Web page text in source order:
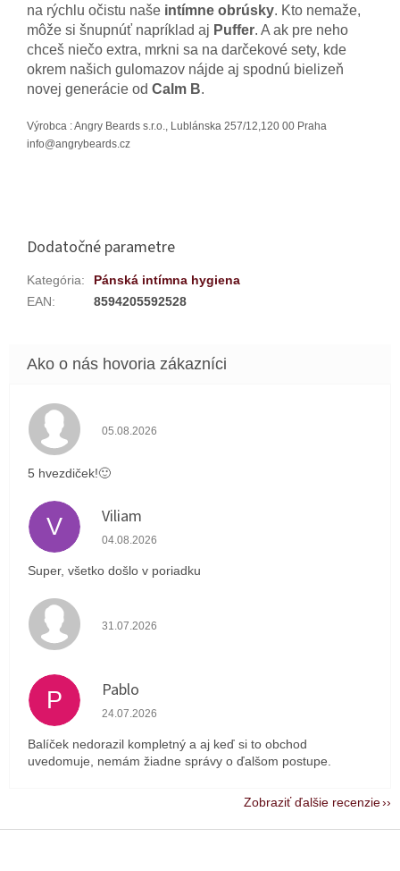
na rýchlu očistu naše intímne obrúsky. Kto nemaže,
môže si šnupnúť napríklad aj Puffer. A ak pre neho
chceš niečo extra, mrkni sa na darčekové sety, kde
okrem našich gulomazov nájde aj spodnú bielizeň
novej generácie od Calm B.
Výrobca : Angry Beards s.r.o., Lublánska 257/12,120 00 Praha
info@angrybeards.cz
Dodatočné parametre
Kategória:
Pánská intímna hygiena
EAN: 8594205592528
Hodnotenie obchodu je 5 z 5 hviezdičiek.
05.08.2026
5 hvezdiček!🙂
V Viliam
Hodnotenie obchodu je 5 z 5 hviezdičiek.
04.08.2026
Super, všetko došlo v poriadku
Hodnotenie obchodu je 4 z 5 hviezdičiek.
31.07.2026
P Pablo
Hodnotenie obchodu je 1 z 5 hviezdičiek.
24.07.2026
Balíček nedorazil kompletný a aj keď si to obchod
uvedomuje, nemám žiadne správy o ďalšom postupe.
Zobraziť ďalšie recenzie
Z